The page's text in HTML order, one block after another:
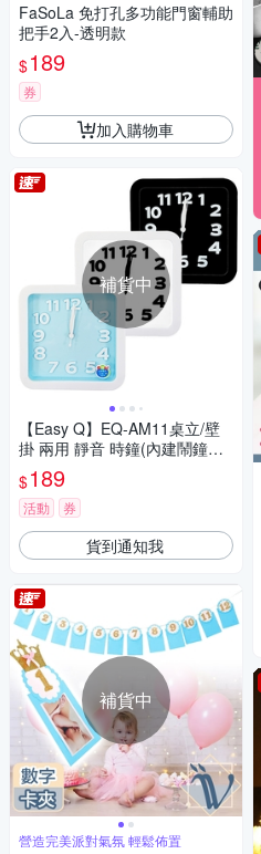
FaSoLa 免打孔多功能門窗輔助
把手2入-透明款
$189
券
加入購物車
補貨中
【Easy Q】EQ-AM11桌立/壁
掛 兩用 靜音 時鐘(內建鬧鐘功
能)
$189
活動 券
貨到通知我
補貨中
營造完美派對氣氛 輕鬆佈置